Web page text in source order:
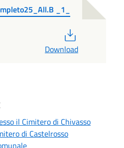
_1_
Download
il Cimitero di Chivasso
di Castelrosso